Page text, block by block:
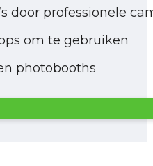
door professionele
om te gebruiken
photobooths